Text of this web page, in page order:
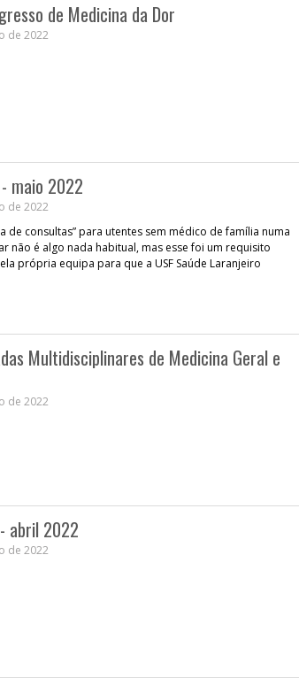
de Medicina da Dor
de 2022
maio 2022
de 2022
de consultas” para utentes sem médico de família numa
não é algo nada habitual, mas esse foi um requisito
própria equipa para que a USF Saúde Laranjeiro
Multidisciplinares de Medicina Geral e
de 2022
abril 2022
de 2022